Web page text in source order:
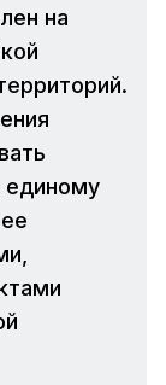
на
единому